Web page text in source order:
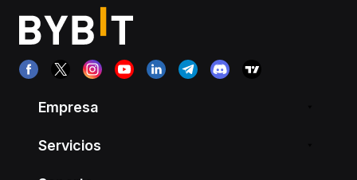
Empresa
Servicios